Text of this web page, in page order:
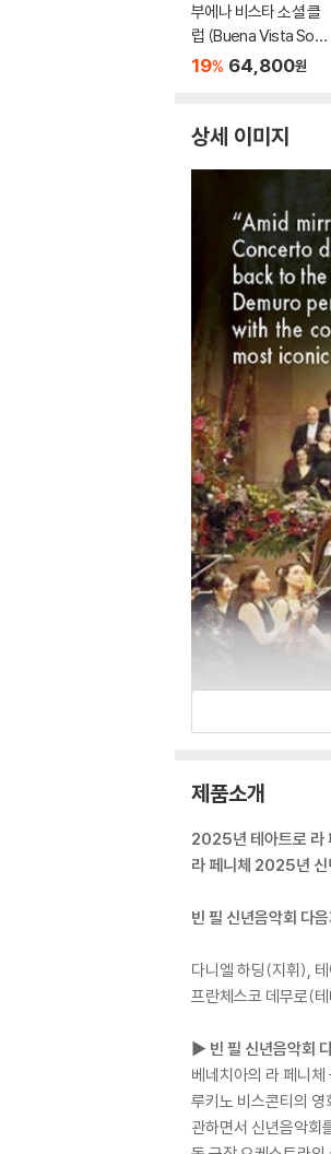
부에나 비스타 소셜 클
럽 (Buena Vista Soci
al Club - The Criterio
19% 64,800원
상세 이미지
제품소개
2025년 테아트로 라
라 페니체 2025년
빈 필 신년음악회 다
다니엘 하딩(지휘),
프란체스코 데무로(
▶ 빈 필 신년음악회
베네치아의 라 페니체
루키노 비스콘티의 영
관하면서 신년음악회